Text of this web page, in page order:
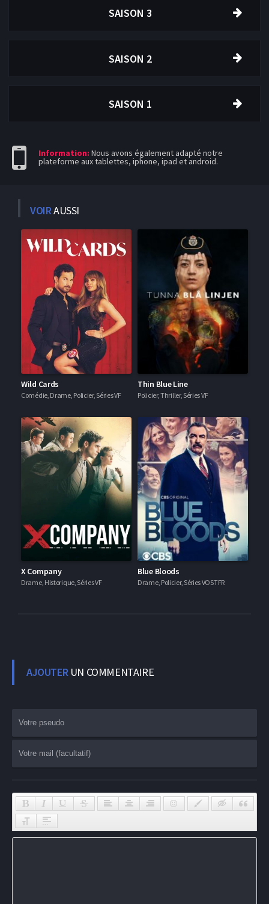
SAISON 3
SAISON 2
SAISON 1
Information: Nous avons également adapté notre
plateforme aux tablettes, iphone, ipad et android.
VOIRAUSSI
Wild Cards
Comédie, Drame, Policier, Séries VF
Thin Blue Line
Policier, Thriller, Séries VF
X Company
Drame, Historique, Séries VF
Blue Bloods
Drame, Policier, Séries VOSTFR
AJOUTERUN COMMENTAIRE